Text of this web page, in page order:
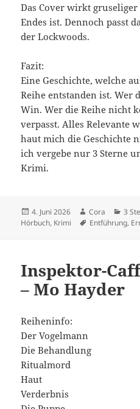
Das Cover wirkt
Endes ist. Dennoch passt
der Lockwoods.
Fazit:
Eine Geschichte, welche
Reihe entstanden ist. Wer
Win. Wer die Reihe nicht
verpasst. Alles Relevante
haut mich die Geschichte
ich vergebe nur 3 Sterne
Krimi.
Veröffentlicht
am
4. Juni 2026 Autor
Cora 3
Hörbuch, Krimi Schlagwörter
Entführung,
Inspektor-
– Mo Hayder
Reiheninfo:
Der Vogelmann
Die Behandlung
Ritualmord
Haut
Verderbnis